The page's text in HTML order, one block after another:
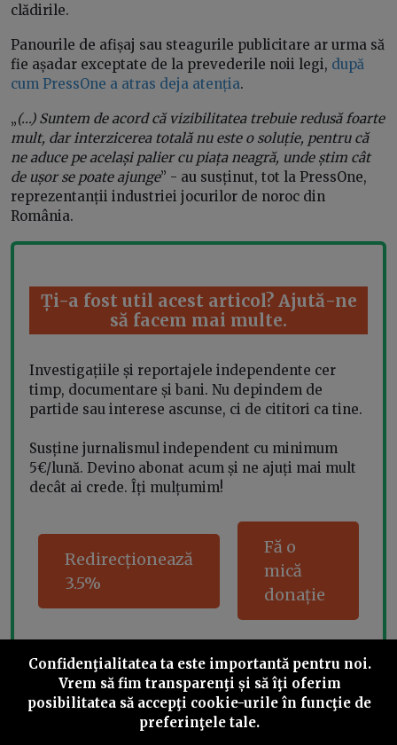
clădirile.
Panourile de afișaj sau steagurile publicitare ar urma să
fie așadar exceptate de la prevederile noii legi, după
cum PressOne a atras deja atenția.
„(...) Suntem de acord că vizibilitatea trebuie redusă foarte
mult, dar interzicerea totală nu este o soluție, pentru că
ne aduce pe același palier cu piața neagră, unde știm cât
de ușor se poate ajunge” - au susținut, tot la PressOne,
reprezentanții industriei jocurilor de noroc din
România.
Ți-a fost util acest articol? Ajută-ne
să facem mai multe.
Investigațiile și reportajele independente cer
timp, documentare și bani. Nu depindem de
partide sau interese ascunse, ci de cititori ca tine.
Susține jurnalismul independent cu minimum
5€/lună. Devino abonat acum și ne ajuți mai mult
decât ai crede. Îți mulțumim!
Redirecționează
3.5%
Fă o
mică
donație
Share this
Confidenţialitatea ta este importantă pentru noi.
Vrem să fim transparenţi și să îţi oferim
posibilitatea să accepţi cookie-urile în funcţie de
preferinţele tale.